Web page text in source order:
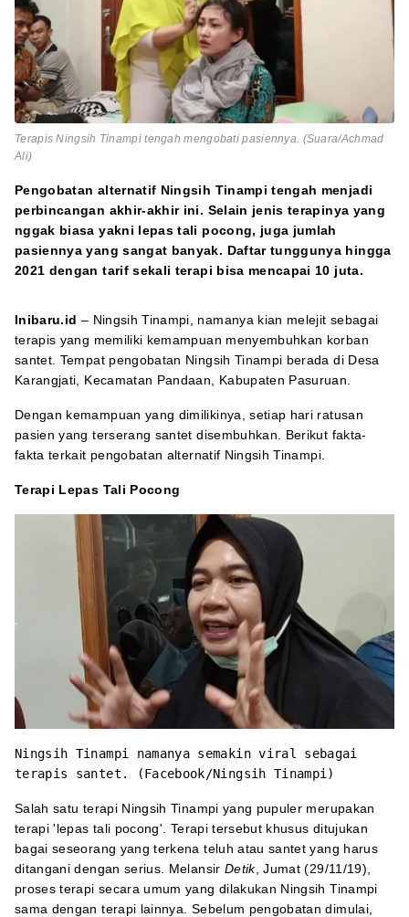
Terapis Ningsih Tinampi tengah mengobati pasiennya. (Suara/Achmad
Ali)
Pengobatan alternatif Ningsih Tinampi tengah menjadi
perbincangan akhir-akhir ini. Selain jenis terapinya yang
nggak biasa yakni lepas tali pocong, juga jumlah
pasiennya yang sangat banyak. Daftar tunggunya hingga
2021 dengan tarif sekali terapi bisa mencapai 10 juta.
Inibaru.id – Ningsih Tinampi, namanya kian melejit sebagai
terapis yang memiliki kemampuan menyembuhkan korban
santet. Tempat pengobatan Ningsih Tinampi berada di Desa
Karangjati, Kecamatan Pandaan, Kabupaten Pasuruan.
Dengan kemampuan yang dimilikinya, setiap hari ratusan
pasien yang terserang santet disembuhkan. Berikut fakta-
fakta terkait pengobatan alternatif Ningsih Tinampi.
Terapi Lepas Tali Pocong
Ningsih Tinampi namanya semakin viral sebagai
terapis santet. (Facebook/Ningsih Tinampi)
Salah satu terapi Ningsih Tinampi yang pupuler merupakan
terapi 'lepas tali pocong'. Terapi tersebut khusus ditujukan
bagai seseorang yang terkena teluh atau santet yang harus
ditangani dengan serius. Melansir Detik, Jumat (29/11/19),
proses terapi secara umum yang dilakukan Ningsih Tinampi
sama dengan terapi lainnya. Sebelum pengobatan dimulai,